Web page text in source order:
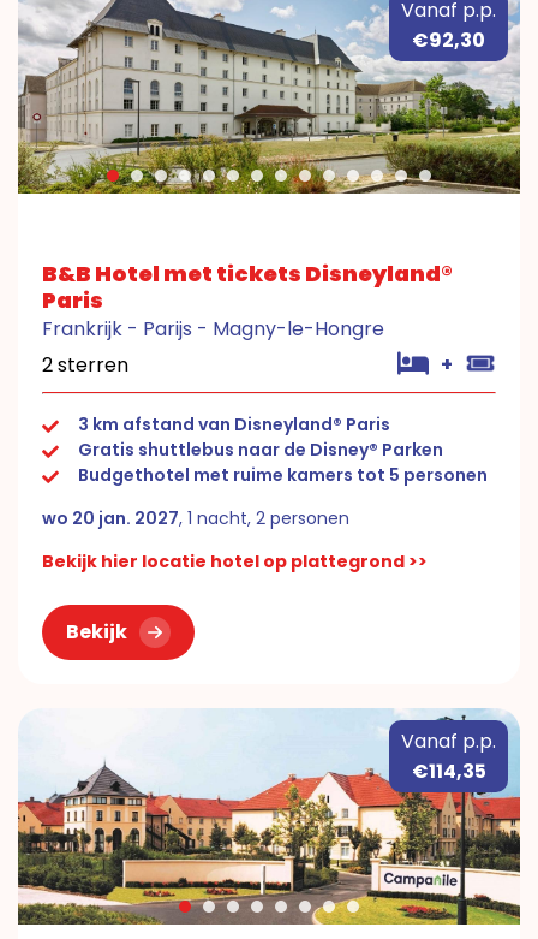
Vanaf p.p.
€92,30
B&B Hotel met tickets Disneyland®
Paris
Frankrijk - Parijs - Magny-le-Hongre
2 sterren
+
3 km afstand van Disneyland® Paris
Gratis shuttlebus naar de Disney® Parken
Budgethotel met ruime kamers tot 5 personen
wo 20 jan. 2027, 1 nacht, 2 personen
Bekijk hier locatie hotel op plattegrond >>
Bekijk
Vanaf p.p.
€114,35